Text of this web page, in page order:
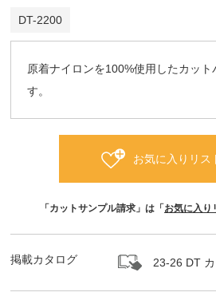
DT-2200
原着ナイロンを100%使用したカッ
す。
お気に入りリス
「カットサンプル請求」は「 お気に入り
掲載カタログ 23-26 DT